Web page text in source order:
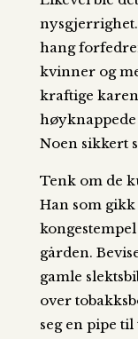
nysgjerrighet.
hang
kvinner og
kraftige
Noen sikkert
Tenk om de
Han som
gården.
gamle
over
seg en pipe